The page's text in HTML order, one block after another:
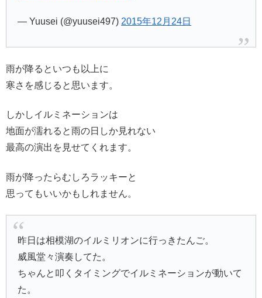
— Yuusei (@yuusei497) 2015年12月24日
雨が降るといつも以上に
寒さを感じると思います。
しかしイルミネーションは
地面が濡れると雨の日しか見れない
最高の演出を見せてくれます。
雨が降ったらむしろラッキーと
思ってもいいかもしれません。
昨日は相模湖のイルミリオンに行っきたんご。
威風堂々演奏してた。
ちゃんと叩くタイミングでイルミネーションが動いて
た。